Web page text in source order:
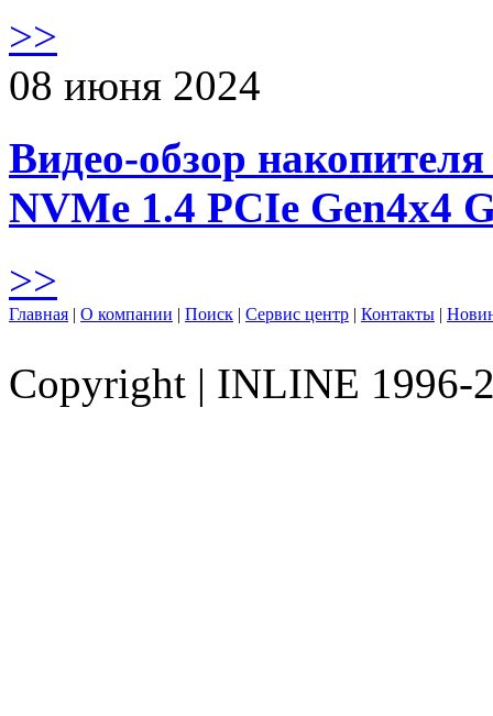
>>
08 июня 2024
Видео-обзор
NVMe 1.4 PCIe Gen4х4
>>
Главная | О компании | Поиск | Сервис центр | Контакты |
Copyright | INLINE 1996-